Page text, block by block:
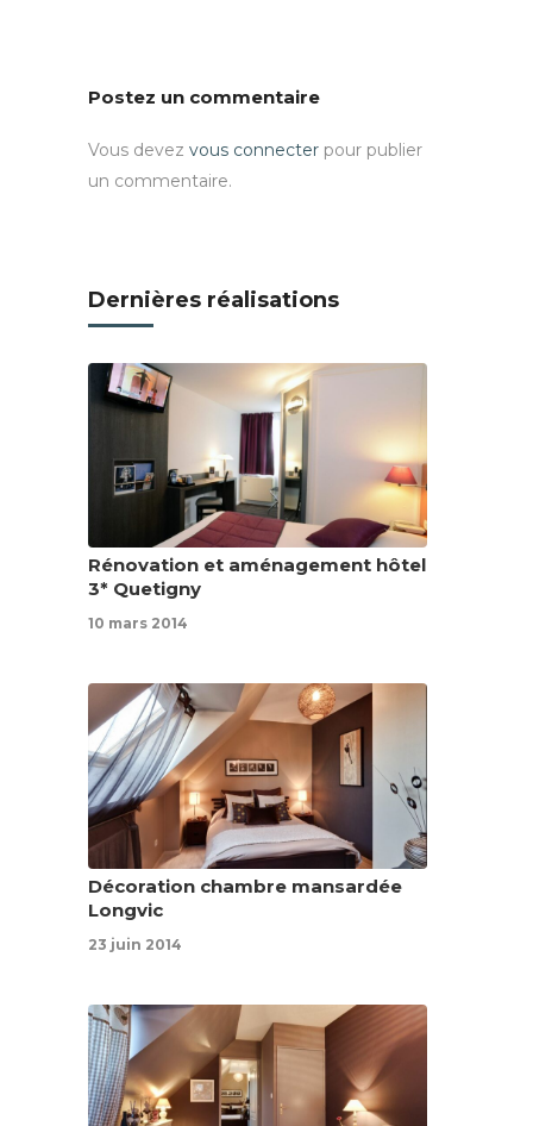
Postez un commentaire
Vous devez vous connecter pour publier
un commentaire.
Dernières réalisations
Rénovation et aménagement hôtel
3* Quetigny
10 mars 2014
Décoration chambre mansardée
Longvic
23 juin 2014